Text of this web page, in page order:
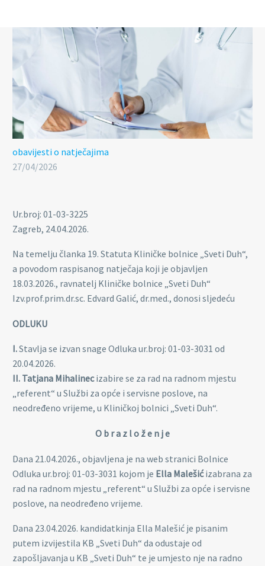
obavijesti o natječajima
27/04/2026
Ur.broj: 01-03-3225
Zagreb, 24.04.2026.
Na temelju članka 19. Statuta Kliničke bolnice „Sveti Duh“,
a povodom raspisanog natječaja koji je objavljen
18.03.2026., ravnatelj Kliničke bolnice „Sveti Duh“
Izv.prof.prim.dr.sc. Edvard Galić, dr.med., donosi sljedeću
ODLUKU
I.Stavlja se izvan snage Odluka ur.broj: 01-03-3031 od
20.04.2026.
II. Tatjana Mihalinecizabire se za rad na radnom mjestu
„referent“ u Službi za opće i servisne poslove, na
neodređeno vrijeme, u Kliničkoj bolnici „Sveti Duh“.
O b r a z l o ž e n j e
Dana 21.04.2026., objavljena je na web stranici Bolnice
Odluka ur.broj: 01-03-3031 kojom je Ella Malešićizabrana za
rad na radnom mjestu „referent“ u Službi za opće i servisne
poslove, na neodređeno vrijeme.
Dana 23.04.2026. kandidatkinja Ella Malešić je pisanim
putem izvijestila KB „Sveti Duh“ da odustaje od
zapošljavanja u KB „Sveti Duh“ te je umjesto nje na radno